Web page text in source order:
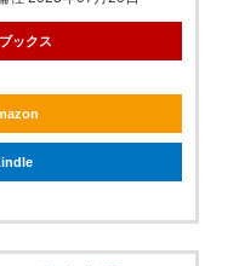
ックス